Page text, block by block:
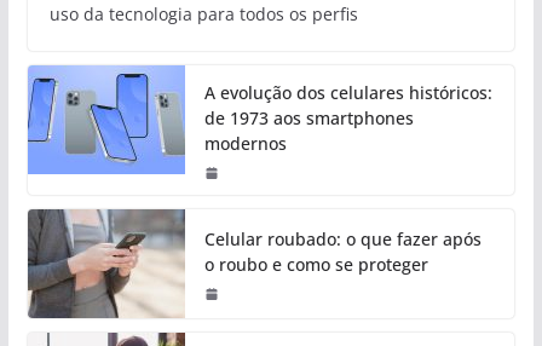
uso da tecnologia para todos os perfis
A evolução dos celulares históricos:
de 1973 aos smartphones
modernos
Celular roubado: o que fazer após
o roubo e como se proteger